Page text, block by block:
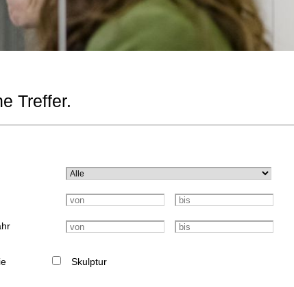
Treffer.
Skulptur